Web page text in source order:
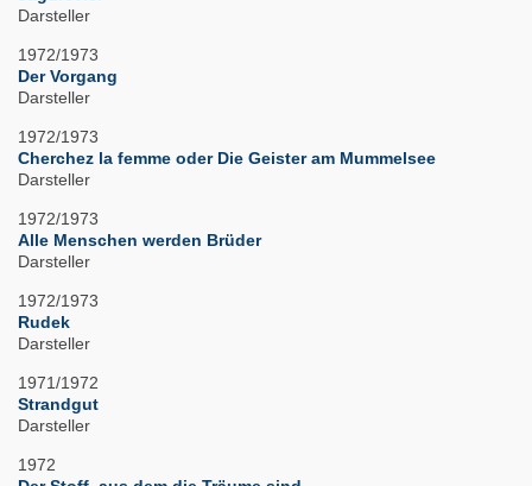
Darsteller
1972/1973
Der Vorgang
Darsteller
1972/1973
Cherchez la femme oder Die Geister am Mummelsee
Darsteller
1972/1973
Alle Menschen werden Brüder
Darsteller
1972/1973
Rudek
Darsteller
1971/1972
Strandgut
Darsteller
1972